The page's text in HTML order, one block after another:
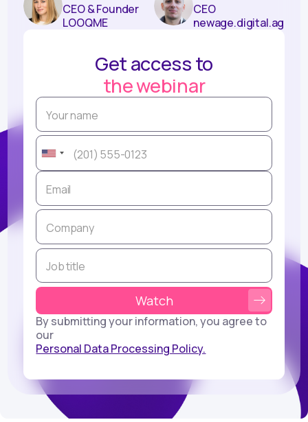
CEO & Founder
LOOQME
CEO
Get access to
the webinar
By submitting your information, you agree to
our
Personal Data Processing Policy.